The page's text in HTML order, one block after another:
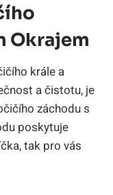
Okrajem
krále a
a čistotu, je
záchodu s
poskytuje
tak pro vás